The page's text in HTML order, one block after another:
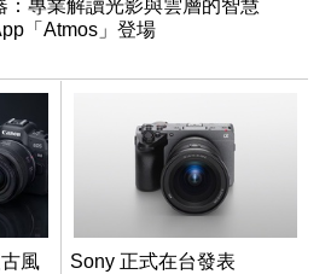
：專業解讀光影與雲層的智慧
「Atmos」登場
風
Sony 正式在台發表